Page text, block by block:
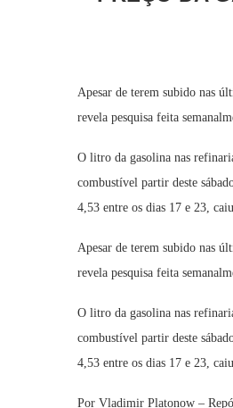
Apesar de terem subido nas
revela pesquisa feita
O litro da gasolina nas
combustível partir deste
4,53 entre os dias 17 e 23,
Apesar de terem subido nas
revela pesquisa feita
O litro da gasolina nas
combustível partir deste
4,53 entre os dias 17 e 23,
Por Vladimir Platonow –